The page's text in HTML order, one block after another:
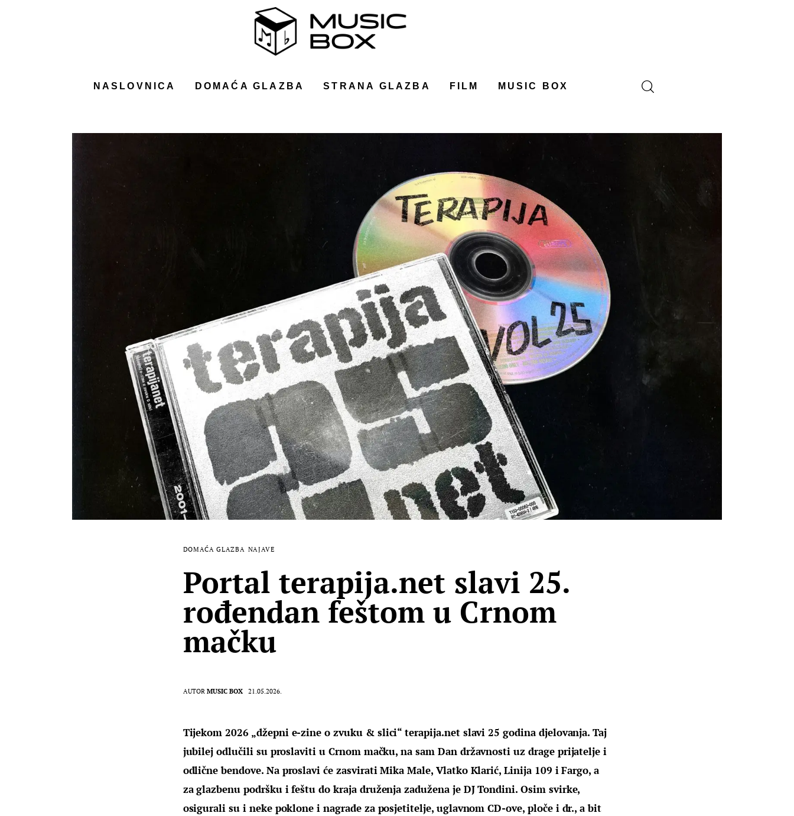
NASLOVNICA DOMAĆA GLAZBA STRANA GLAZBA FILM MUSIC BOX
DOMAĆA GLAZBA NAJAVE
Portal terapija.net slavi 25.
rođendan feštom u Crnom
mačku
AUTOR MUSIC BOX 21.05.2026.
Tijekom 2026 „džepni e-zine o zvuku & slici“ terapija.net slavi 25 godina djelovanja. Taj
jubilej odlučili su proslaviti u Crnom mačku, na sam Dan državnosti uz drage prijatelje i
odlične bendove. Na proslavi će zasvirati Mika Male, Vlatko Klarić, Linija 109 i Fargo, a
za glazbenu podršku i feštu do kraja druženja zadužena je DJ Tondini. Osim svirke,
osigurali su i neke poklone i nagrade za posjetitelje, uglavnom CD-ove, ploče i dr., a bit